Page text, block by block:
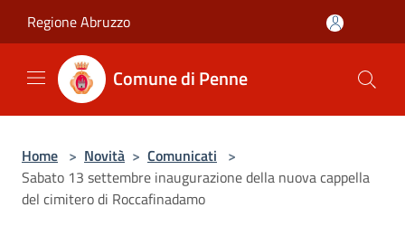
Regione Abruzzo
Comune di Penne
Home > Novità > Comunicati >
Sabato 13 settembre inaugurazione della nuova cappella
del cimitero di Roccafinadamo